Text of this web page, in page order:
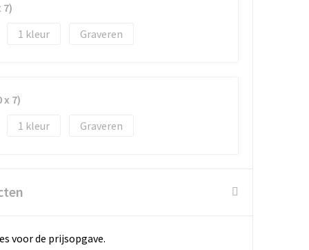
7)
1
Graveren
x 7)
1
Graveren
voor de prijsopgave.